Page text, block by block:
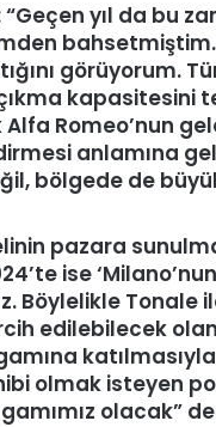
yıl da bu
görüyorum.
Romeo’nun
anlamına
bölgede de
pazara
ise
Böylelikle Tonale
edilebilecek
olmak isteyen
olacak”